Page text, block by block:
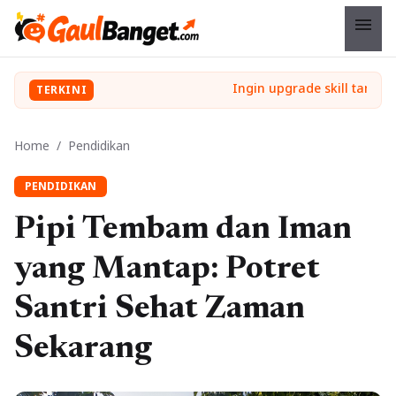
menu
TERKINI
Home / Pendidikan
PENDIDIKAN
Pipi Tembam dan Iman
yang Mantap: Potret
Santri Sehat Zaman
Sekarang